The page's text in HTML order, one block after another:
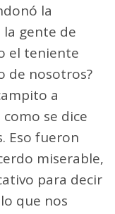
la
gente de
el teniente
de nosotros?
a
se dice
Eso fueron
miserable,
para decir
que nos